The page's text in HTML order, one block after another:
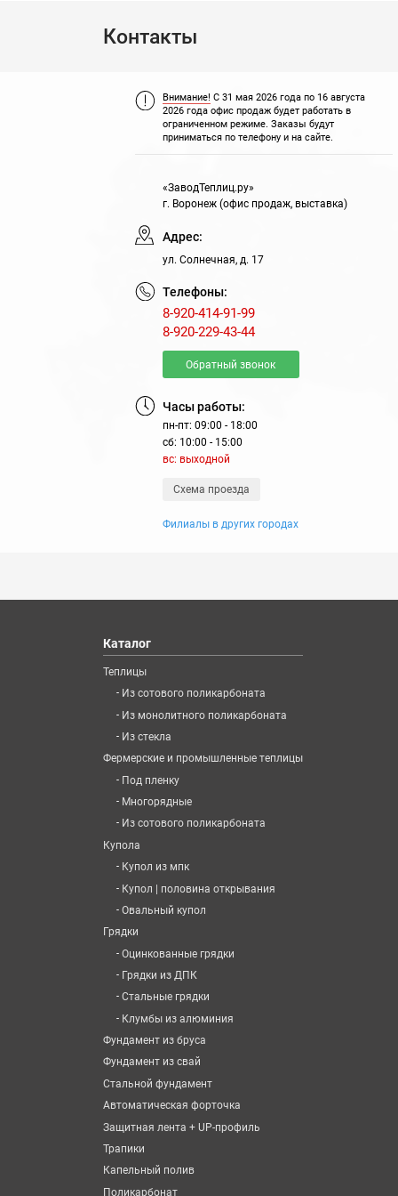
№118675
№194508
№195666
№196695
Контакты
Внимание! С 31 мая 2026 года по 16 августа
2026 года офис продаж будет работать в
ограниченном режиме. Заказы будут
приниматься по телефону и на сайте.
«ЗаводТеплиц.ру»
г. Воронеж (офис продаж, выставка)
Адрес:
ул. Солнечная, д. 17
Телефоны:
8-920-414-91-99
8-920-229-43-44
Обратный звонок
Часы работы:
пн-пт: 09:00 - 18:00
сб: 10:00 - 15:00
вс: выходной
Схема проезда
Филиалы в других городах
Каталог
Теплицы
- Из сотового поликарбоната
- Из монолитного поликарбоната
- Из стекла
Фермерские и промышленные теплицы
- Под пленку
- Многорядные
- Из сотового поликарбоната
Купола
- Купол из мпк
- Купол | половина открывания
-Овальный купол
Грядки
-Оцинкованные грядки
- Грядки из ДПК
-Стальные грядки
- Клумбы из алюминия
Фундамент из бруса
Фундамент из свай
Стальной фундамент
Автоматическая форточка
Защитная лента + UP-профиль
Трапики
Капельный полив
Поликарбонат